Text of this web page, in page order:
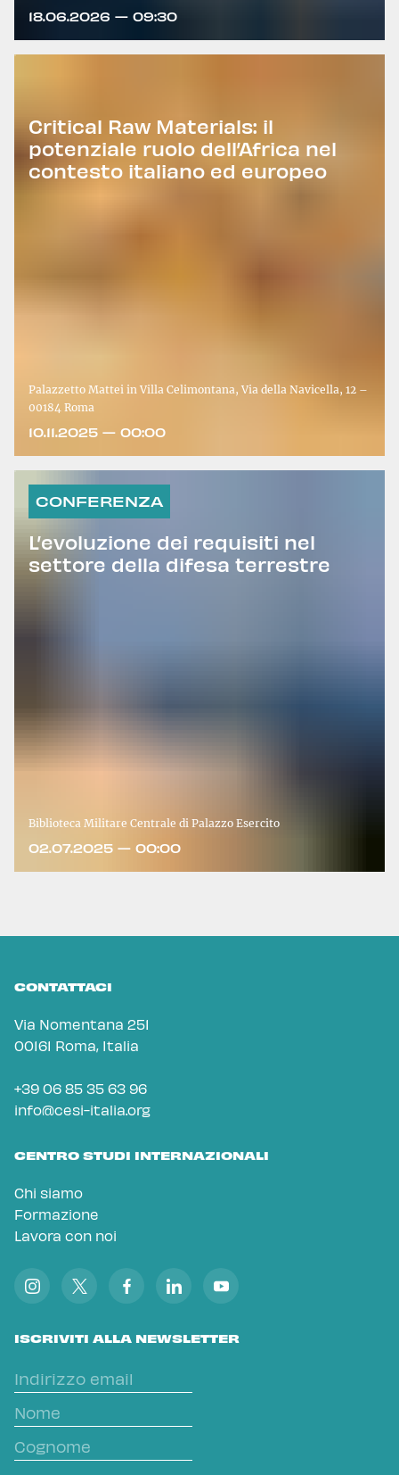
18.06.2026 — 09:30
Critical Raw Materials: il
potenziale ruolo dell’Africa nel
contesto italiano ed europeo
Palazzetto Mattei in Villa Celimontana, Via della Navicella, 12 –
00184 Roma
10.11.2025 — 00:00
CONFERENZA
L’evoluzione dei requisiti nel
settore della difesa terrestre
Biblioteca Militare Centrale di Palazzo Esercito
02.07.2025 — 00:00
CONTATTACI
Via Nomentana 251
00161 Roma, Italia
+39 06 85 35 63 96
info@cesi-italia.org
CENTRO STUDI INTERNAZIONALI
Chi siamo
Formazione
Lavora con noi
ISCRIVITI ALLA NEWSLETTER